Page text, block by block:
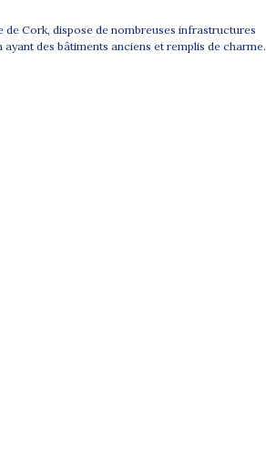
de Cork, dispose de nombreuses infrastructures
des bâtiments anciens et remplis de charme.